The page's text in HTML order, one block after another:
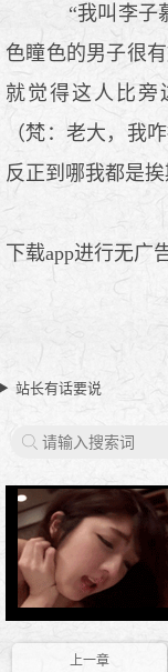
“我叫李子
色瞳色的男子很
就觉得这人比旁
（梵：老大，我
反正到哪我都是挨
下载app进行无广
站长有话要说
上一章